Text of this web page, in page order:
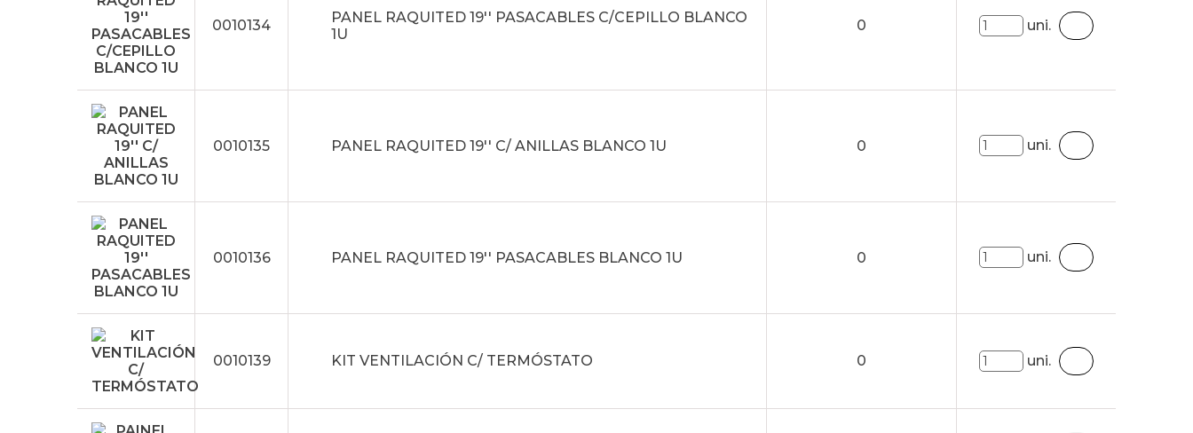
0010134
PANEL RAQUITED 19'' PASACABLES C/CEPILLO BLANCO
1U
0 uni.
0010135 PANEL RAQUITED 19'' C/ ANILLAS BLANCO 1U 0 uni.
0010136 PANEL RAQUITED 19'' PASACABLES BLANCO 1U 0 uni.
0010139 KIT VENTILACIÓN C/ TERMÓSTATO 0 uni.